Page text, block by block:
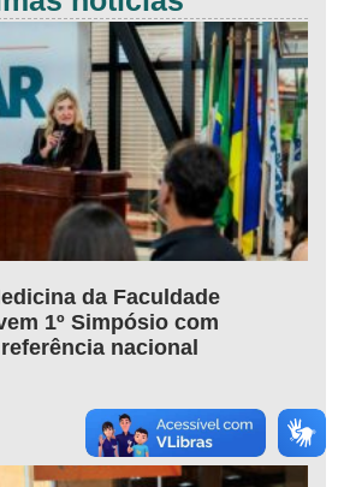
da Faculdade
1º Simpósio com
nacional